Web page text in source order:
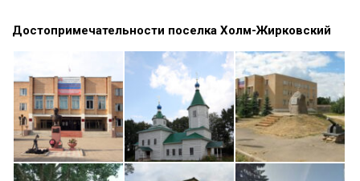
Достопримечательности поселка Холм-Жирковский